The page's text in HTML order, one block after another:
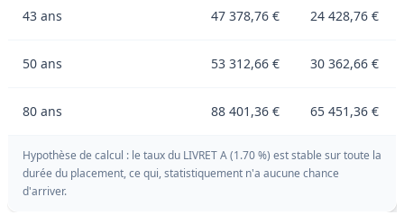
43 ans 47 378,76 € 24 428,76 €
50 ans 53 312,66 € 30 362,66 €
80 ans 88 401,36 € 65 451,36 €
Hypothèse de calcul : le taux du LIVRET A (1.70 %) est stable sur toute la
durée du placement, ce qui, statistiquement n'a aucune chance
d'arriver.